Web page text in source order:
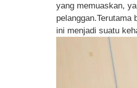
yang memuaskan,
pelanggan.Terutama
ini menjadi suatu